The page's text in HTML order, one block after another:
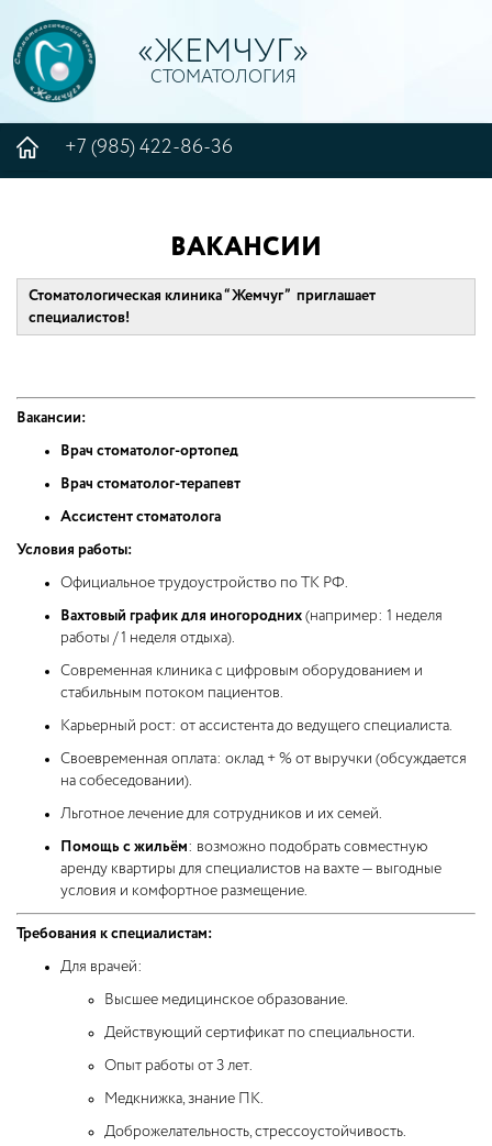
«ЖЕМЧУГ»
СТОМАТОЛОГИЯ
+7 (985) 422-86-36
ВАКАНСИИ
Стоматологическая клиника “Жемчуг” приглашает
специалистов!
Вакансии:
Врач стоматолог-ортопед
Врач стоматолог-терапевт
Ассистент стоматолога
Условия работы:
Официальное трудоустройство по ТК РФ.
Вахтовый график для иногородних (например: 1 неделя
работы / 1 неделя отдыха).
Современная клиника с цифровым оборудованием и
стабильным потоком пациентов.
Карьерный рост: от ассистента до ведущего специалиста.
Своевременная оплата: оклад + % от выручки (обсуждается
на собеседовании).
Льготное лечение для сотрудников и их семей.
Помощь с жильём: возможно подобрать совместную
аренду квартиры для специалистов на вахте — выгодные
условия и комфортное размещение.
Требования к специалистам:
Для врачей:
Высшее медицинское образование.
Действующий сертификат по специальности.
Опыт работы от 3 лет.
Медкнижка, знание ПК.
Доброжелательность, стрессоустойчивость.